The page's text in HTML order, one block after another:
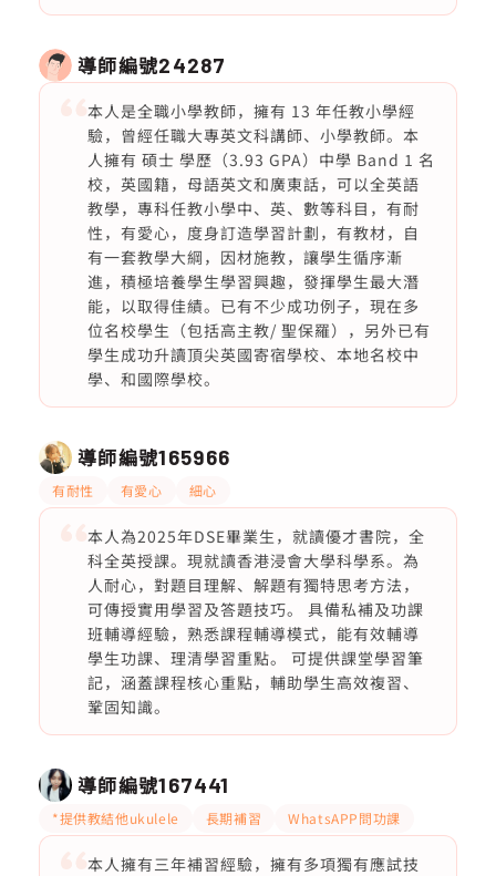
導師編號24287
本人是全職小學教師，擁有 13 年任教小學經
驗，曾經任職大專英文科講師、小學教師。本
人擁有 碩士 學歷（3.93 GPA）中學 Band 1 名
校，英國籍，母語英文和廣東話，可以全英語
教學，專科任教小學中、英、數等科目，有耐
性，有愛心，度身訂造學習計劃，有教材，自
有一套教學大綱，因材施教，讓學生循序漸
進，積極培養學生學習興趣，發揮學生最大潛
能，以取得佳績。已有不少成功例子，現在多
位名校學生（包括高主教/ 聖保羅），另外已有
學生成功升讀頂尖英國寄宿學校、本地名校中
學、和國際學校。
導師編號165966
有耐性 有愛心 細心
本人為2025年DSE畢業生，就讀優才書院，全
科全英授課。現就讀香港浸會大學科學系。為
人耐心，對題目理解、解題有獨特思考方法，
可傳授實用學習及答題技巧。 具備私補及功課
班輔導經驗，熟悉課程輔導模式，能有效輔導
學生功課、理清學習重點。 可提供課堂學習筆
記，涵蓋課程核心重點，輔助學生高效複習、
鞏固知識。
導師編號167441
*提供教結他ukulele 長期補習 WhatsAPP問功課
本人擁有三年補習經驗，擁有多項獨有應試技